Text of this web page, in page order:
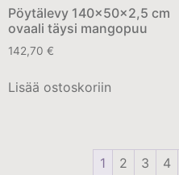
Pöytälevy 140x50x2,5 cm
ovaali täysi mangopuu
142,70 €
Lisää ostoskoriin
1 2 3 4